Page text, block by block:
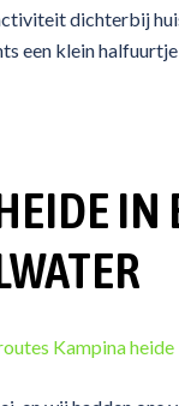
dichterbij
een klein
IN